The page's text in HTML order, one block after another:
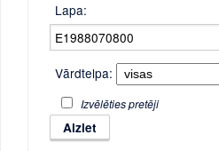
Lapa:
Vārdtelpa:
Izvēlēties pretēji